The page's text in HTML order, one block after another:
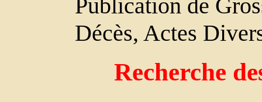
Publication de
Décès, Actes
Recherche